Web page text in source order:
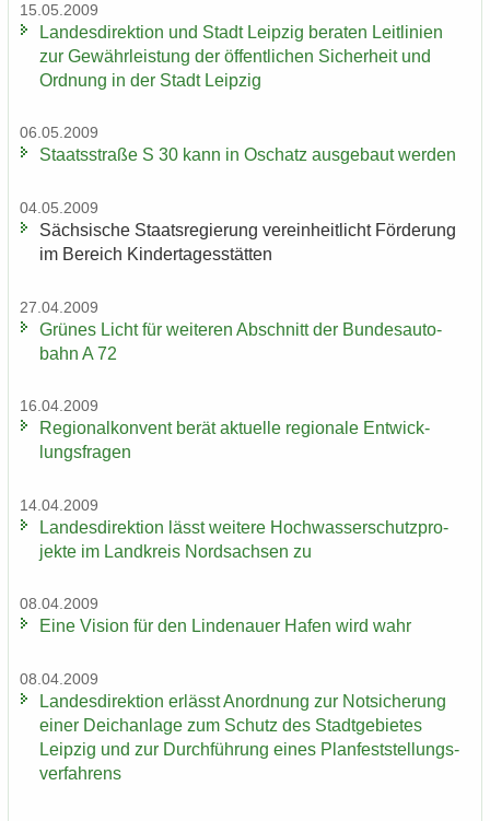
15.05.2009
Lan­des­di­rek­ti­on und Stadt Leip­zig be­ra­ten Leit­li­ni­en
zur Ge­währ­leis­tung der öf­fent­li­chen Si­cher­heit und
Ord­nung in der Stadt Leip­zig
06.05.2009
Staats­stra­ße S 30 kann in Oschatz aus­ge­baut wer­den
04.05.2009
Säch­si­sche Staats­re­gie­rung ver­ein­heit­licht För­de­rung
im Be­reich Kin­der­ta­ges­stät­ten
27.04.2009
Grü­nes Licht für wei­te­ren Ab­schnitt der Bun­des­au­to­
bahn A 72
16.04.2009
Re­gio­nal­kon­vent berät ak­tu­el­le re­gio­na­le Ent­wick­
lungs­fra­gen
14.04.2009
Lan­des­di­rek­ti­on lässt wei­te­re Hoch­was­ser­schutz­pro­
jek­te im Land­kreis Nord­sach­sen zu
08.04.2009
Eine Vi­si­on für den Lin­de­nau­er Hafen wird wahr
08.04.2009
Lan­des­di­rek­ti­on er­lässt An­ord­nung zur Not­si­che­rung
einer Deich­an­la­ge zum Schutz des Stadt­ge­bie­tes
Leip­zig und zur Durch­füh­rung eines Plan­fest­stel­lungs­
ver­fah­rens